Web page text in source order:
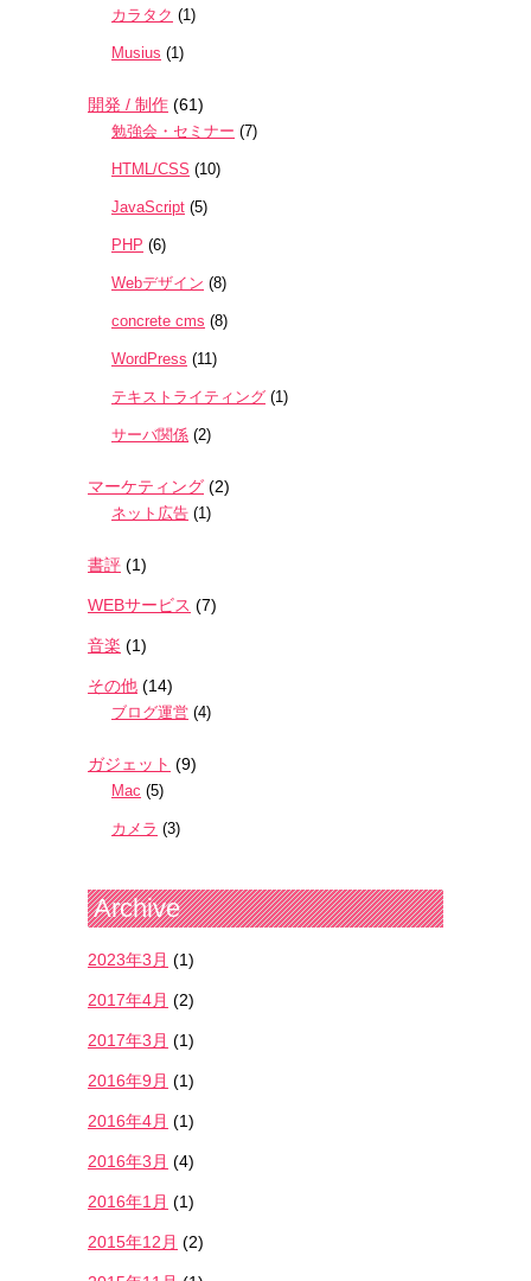
カラタク (1)
Musius (1)
開発 / 制作 (61)
勉強会・セミナー (7)
HTML/CSS (10)
JavaScript (5)
PHP (6)
Webデザイン (8)
concrete cms (8)
WordPress (11)
テキストライティング (1)
サーバ関係 (2)
マーケティング (2)
ネット広告 (1)
書評 (1)
WEBサービス (7)
音楽 (1)
その他 (14)
ブログ運営 (4)
ガジェット (9)
Mac (5)
カメラ (3)
Archive
2023年3月 (1)
2017年4月 (2)
2017年3月 (1)
2016年9月 (1)
2016年4月 (1)
2016年3月 (4)
2016年1月 (1)
2015年12月 (2)